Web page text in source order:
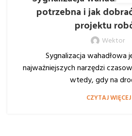
potrzebna i jak
projektu
Wektor
Sygnalizacja wahadłowa
najważniejszych narzędzi
wtedy, gdy na
CZYTAJ WIĘCEJ